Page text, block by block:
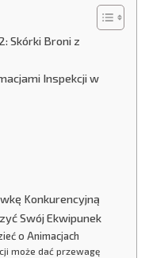
Skórki Broni z
Inspekcji w
Konkurencyjną
Swój Ekwipunek
o Animacjach
może dać przewagę